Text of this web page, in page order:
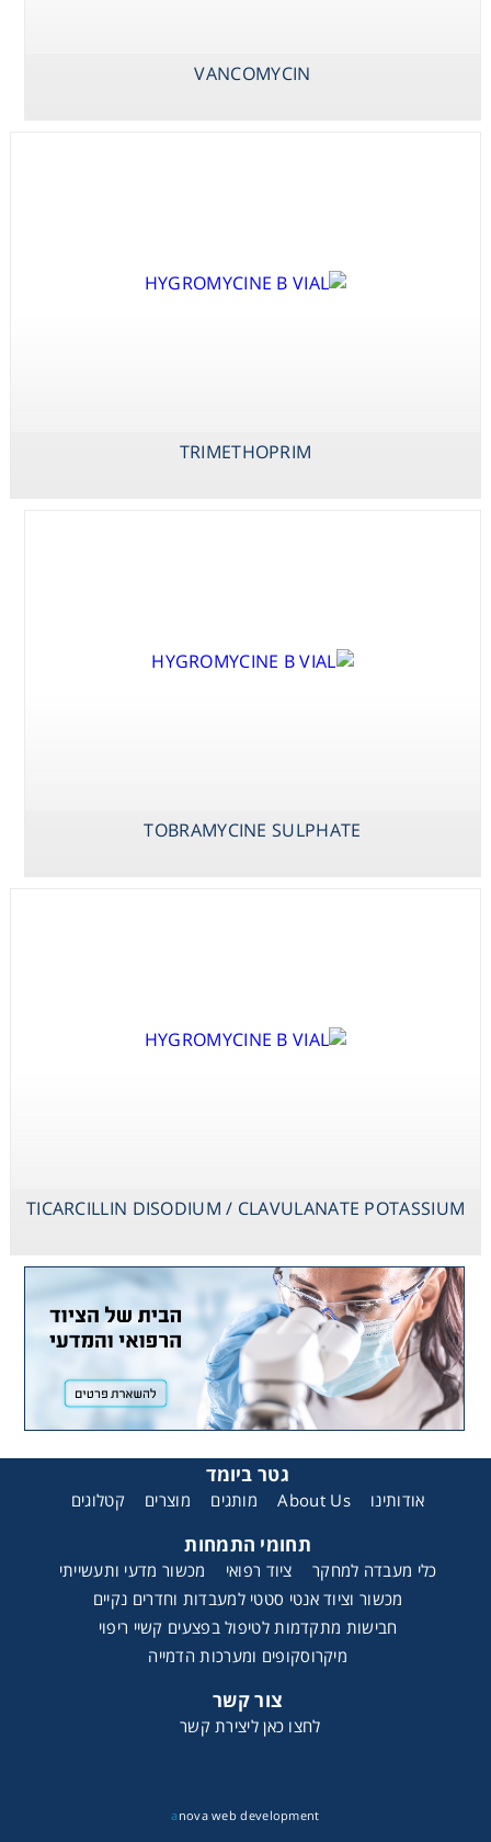
VANCOMYCIN
TRIMETHOPRIM
TOBRAMYCINE SULPHATE
TICARCILLIN DISODIUM / CLAVULANATE POTASSIUM
גטר ביומד
אודותינו About Us מותגים מוצרים קטלוגים
תחומי התמחות
כלי מעבדה למחקר ציוד רפואי
מכשור מדעי ותעשייתי
מכשור וציוד אנטי סטטי למעבדות וחדרים נקיים
חבישות מתקדמות לטיפול בפצעים קשיי ריפוי
מיקרוסקופים ומערכות הדמייה
צור קשר
לחצו כאן ליצירת קשר
a nova web development